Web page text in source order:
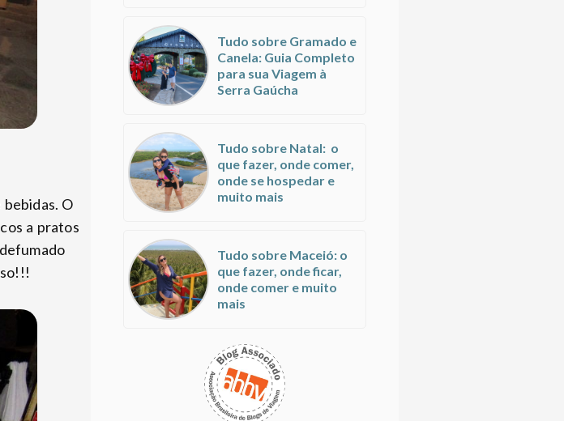
O
a pratos
Tudo sobre Gramado e
Canela: Guia Completo
para sua Viagem à
Serra Gaúcha
Tudo sobre Natal: o
que fazer, onde comer,
onde se hospedar e
muito mais
Tudo sobre Maceió: o
que fazer, onde ficar,
onde comer e muito
mais